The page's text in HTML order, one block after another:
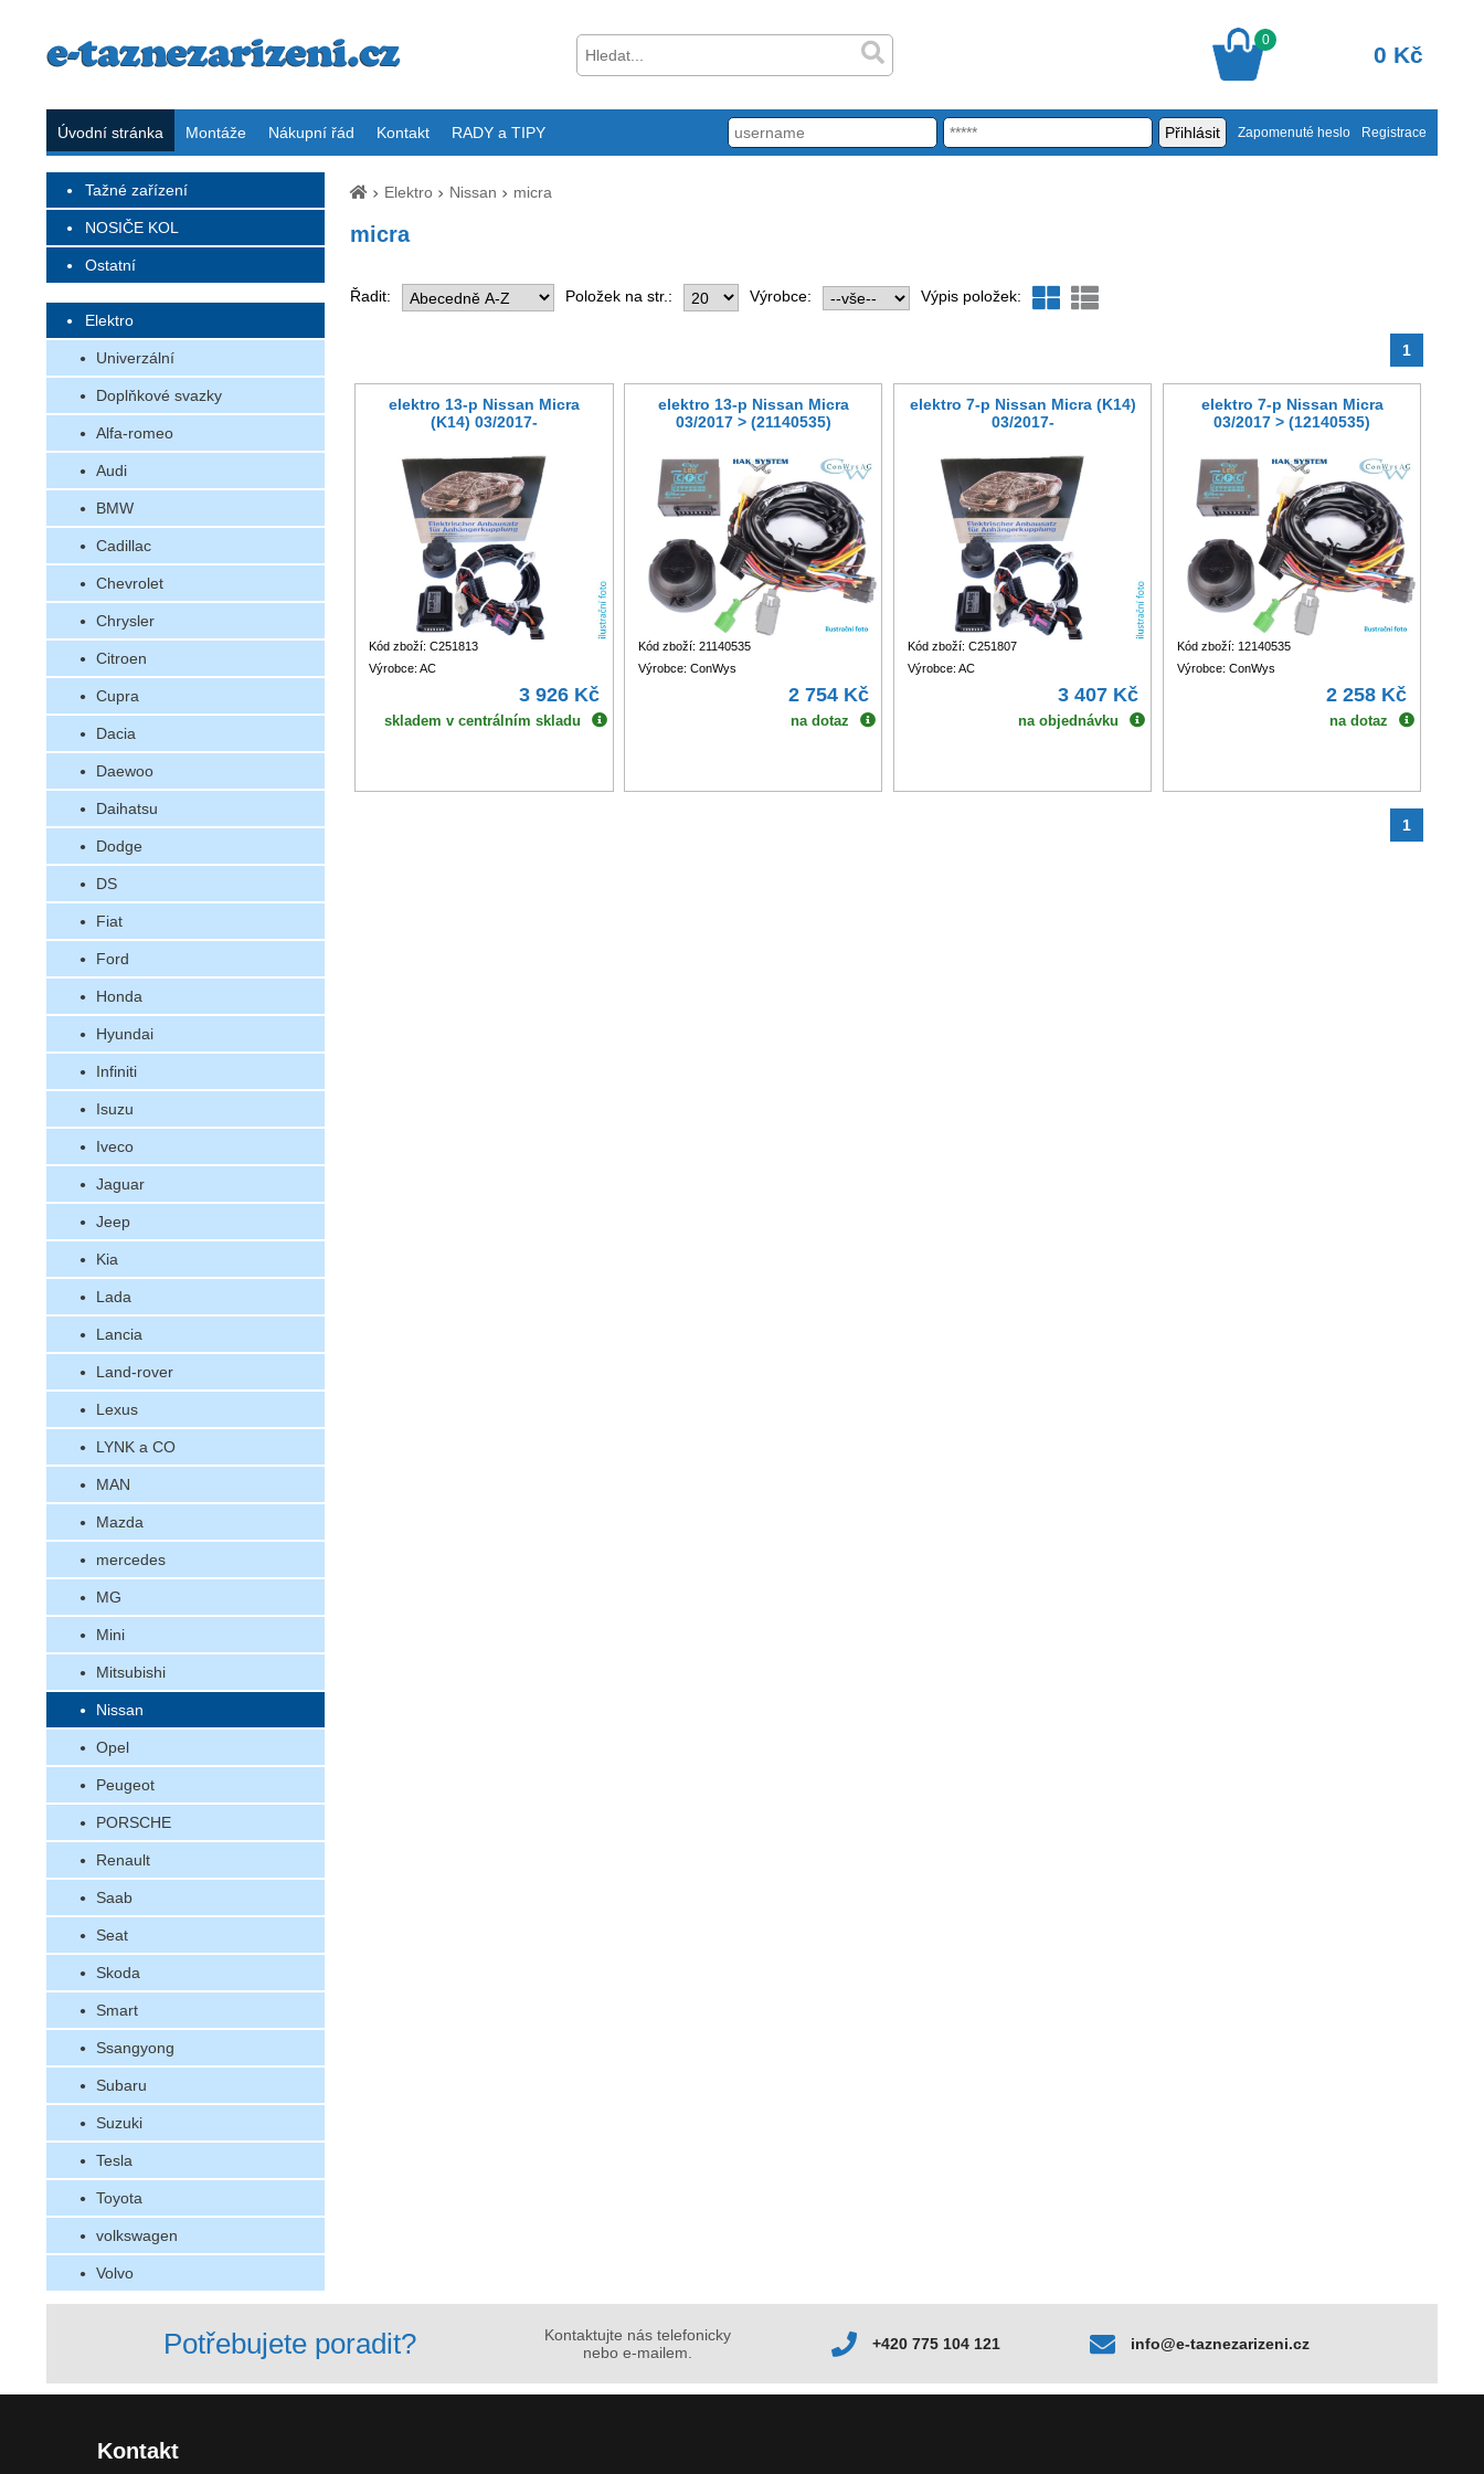
0
0 Kč
Úvodní stránka Montáže Nákupní řád Kontakt RADY a TIPY Zapomenuté heslo Registrace
Tažné zařízení
NOSIČE KOL
Ostatní
Elektro
Univerzální
Doplňkové svazky
Alfa-romeo
Audi
BMW
Cadillac
Chevrolet
Chrysler
Citroen
Cupra
Dacia
Daewoo
Daihatsu
Dodge
DS
Fiat
Ford
Honda
Hyundai
Infiniti
Isuzu
Iveco
Jaguar
Jeep
Kia
Lada
Lancia
Land-rover
Lexus
LYNK a CO
MAN
Mazda
mercedes
MG
Mini
Mitsubishi
Nissan
Opel
Peugeot
PORSCHE
Renault
Saab
Seat
Skoda
Smart
Ssangyong
Subaru
Suzuki
Tesla
Toyota
volkswagen
Volvo
Elektro Nissan micra
micra
Řadit: Položek na str.: Výrobce: Výpis položek:
1
elektro 13-p Nissan Micra
(K14) 03/2017-
Kód zboží: C251813
Výrobce: AC
3 926 Kč
skladem v centrálním skladu
elektro 13-p Nissan Micra
03/2017 > (21140535)
Kód zboží: 21140535
Výrobce: ConWys
2 754 Kč
na dotaz
elektro 7-p Nissan Micra (K14)
03/2017-
Kód zboží: C251807
Výrobce: AC
3 407 Kč
na objednávku
elektro 7-p Nissan Micra
03/2017 > (12140535)
Kód zboží: 12140535
Výrobce: ConWys
2 258 Kč
na dotaz
1
Potřebujete poradit?
Kontaktujte nás telefonicky
nebo e-mailem.
+420 775 104 121 info@e-taznezarizeni.cz
Kontakt